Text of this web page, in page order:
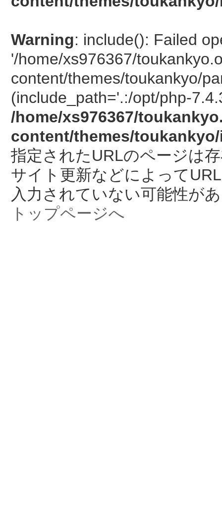
Warning: include(): Failed
'/home/xs976367/
content/themes/toukankyo/
(include_path='.:/opt/php-
/home/xs976367/
content/themes/
指定されたURLのページは
サイト更新などによって
入力されていない可能性が
トップページへ